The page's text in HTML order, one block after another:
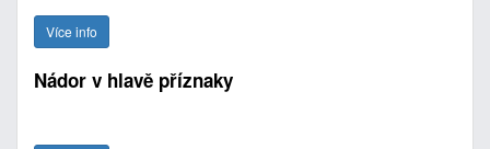
Více info
Nádor v hlavě příznaky